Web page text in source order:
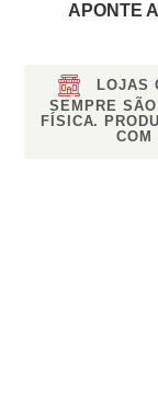
APONTE
LOJAS
SEMPRE
FÍSICA.
COM